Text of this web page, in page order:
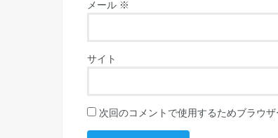
メール ※
サイト
次回のコメントで使用するためブラウ